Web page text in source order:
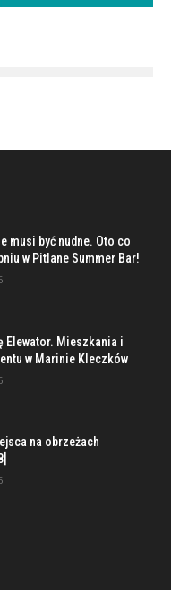
musi być nudne. Oto co
w Pitlane Summer Bar!
Elewator. Mieszkania i
w Marinie Kleczków
na obrzeżach